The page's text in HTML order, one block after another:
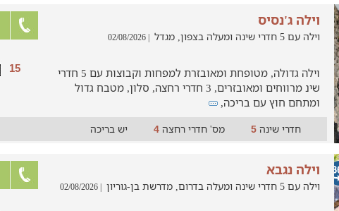
15
וילה ג'נסיס
וילה עם 5 חדרי שינה ומעלה בצפון, מגדל | 02/08/2026
וילה גדולה, מטופחת ומאובזרת למפחות וקבוצות עם 5 חדרי
שינ מרווחים ומאובזרים, 3 חדרי רחצה, סלון, מטבח גדול
ומתחם חוץ עם בריכה,
חדרי שינה5 מס' חדרי רחצה4 יש בריכה
וילה נגבא
וילה עם 5 חדרי שינה ומעלה בדרום, מדרשת בן-גוריון | 02/08/2026